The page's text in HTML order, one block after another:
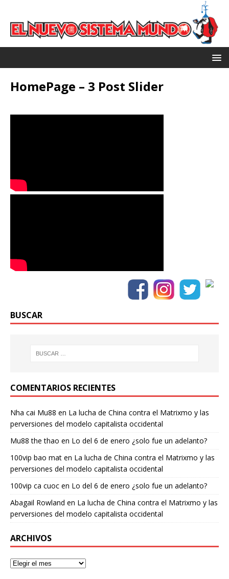
HomePage – 3 Post Slider
BUSCAR
COMENTARIOS RECIENTES
Nha cai Mu88 en La lucha de China contra el Matrixmo y las
perversiones del modelo capitalista occidental
Mu88 the thao en Lo del 6 de enero ¿solo fue un adelanto?
100vip bao mat en La lucha de China contra el Matrixmo y las
perversiones del modelo capitalista occidental
100vip ca cuoc en Lo del 6 de enero ¿solo fue un adelanto?
Abagail Rowland en La lucha de China contra el Matrixmo y las
perversiones del modelo capitalista occidental
ARCHIVOS